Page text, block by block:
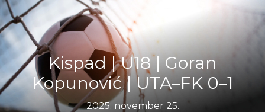
Kispad | U18 | Goran
Kopunović | UTA–FK 0–1
2025. november 25.